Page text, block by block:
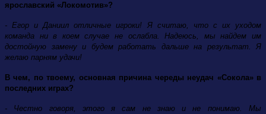
ярославский «Локомотив»?
- Егор и Даниил отличные игроки! Я считаю, что с их уходом
команда ни в коем случае не ослабла. Надеюсь, мы найдем им
достойную замену и будем работать дальше на результат. Я
желаю парням удачи!
В чем, по твоему, основная причина череды неудач «Сокола» в
последних играх?
- Честно говоря, этого я сам не знаю и не понимаю. Мы